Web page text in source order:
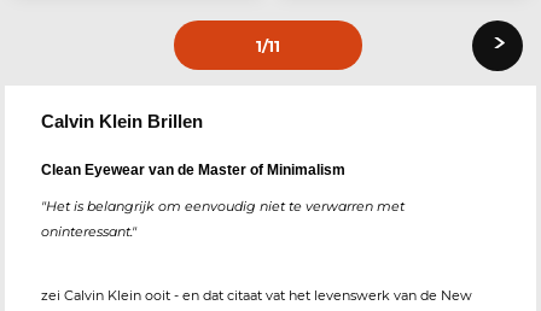
1/11 ›
Calvin Klein Brillen
Clean Eyewear van de Master of Minimalism
"Het is belangrijk om eenvoudig niet te verwarren met
oninteressant."
zei Calvin Klein ooit - en dat citaat vat het levenswerk van de New